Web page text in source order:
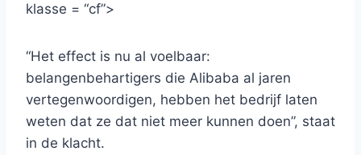
klasse = “cf”>
“Het effect is nu al voelbaar:
belangenbehartigers die Alibaba al jaren
vertegenwoordigen, hebben het bedrijf laten
weten dat ze dat niet meer kunnen doen”, staat
in de klacht.